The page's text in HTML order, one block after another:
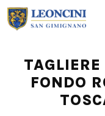
FONDO